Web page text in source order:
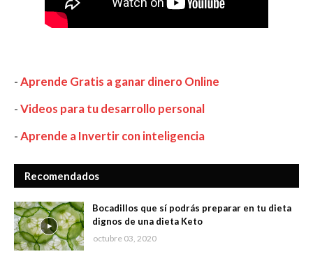
-Aprende Gratis a ganar dinero Online
-Videos para tu desarrollo personal
-Aprende a Invertir con inteligencia
Recomendados
Bocadillos que sí podrás preparar en tu dieta
dignos de una dieta Keto
octubre 03, 2020